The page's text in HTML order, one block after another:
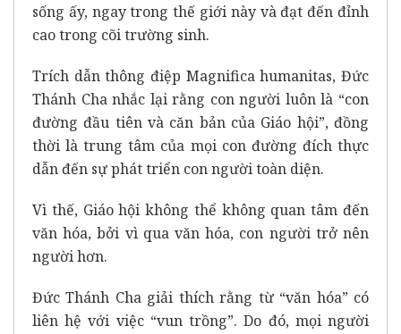
sống ấy, ngay trong thế giới này và đạt đến đỉnh
cao trong cõi trường sinh.
Trích dẫn thông điệp Magnifica humanitas, Đức
Thánh Cha nhắc lại rằng con người luôn là “con
đường đầu tiên và căn bản của Giáo hội”, đồng
thời là trung tâm của mọi con đường đích thực
dẫn đến sự phát triển con người toàn diện.
Vì thế, Giáo hội không thể không quan tâm đến
văn hóa, bởi vì qua văn hóa, con người trở nên
người hơn.
Đức Thánh Cha giải thích rằng từ “văn hóa” có
liên hệ với việc “vun trồng”. Do đó, mọi người